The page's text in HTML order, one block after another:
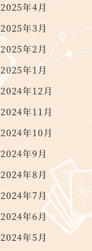
2025年4月
2025年3月
2025年2月
2025年1月
2024年12月
2024年11月
2024年10月
2024年9月
2024年8月
2024年7月
2024年6月
2024年5月